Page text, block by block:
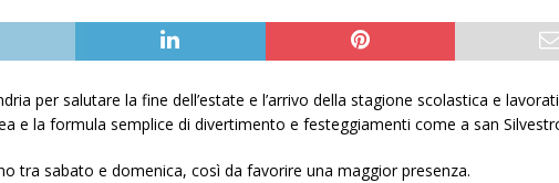
per salutare la fine dell’estate e l’arrivo della stagione scolastica e
e la formula semplice di divertimento e festeggiamenti come a san
tra sabato e domenica, così da favorire una maggior presenza.